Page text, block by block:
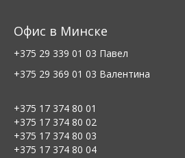
Офис в Минске
+375 29 339 01 03 Павел
+375 29 369 01 03 Валентина
+375 17 374 80 01
+375 17 374 80 02
+375 17 374 80 03
+375 17 374 80 04